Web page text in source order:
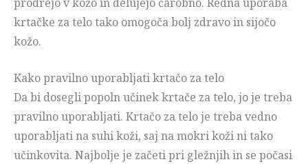
krtačke za telo tako omogoča bolj zdravo in sijočo
kožo.
Kako pravilno uporabljati krtačo za telo
Da bi dosegli popoln učinek krtače za telo, jo je treba
pravilno uporabljati. Krtačo za telo je treba vedno
uporabljati na suhi koži, saj na mokri koži ni tako
učinkovita. Najbolje je začeti pri gležnjih in se počasi